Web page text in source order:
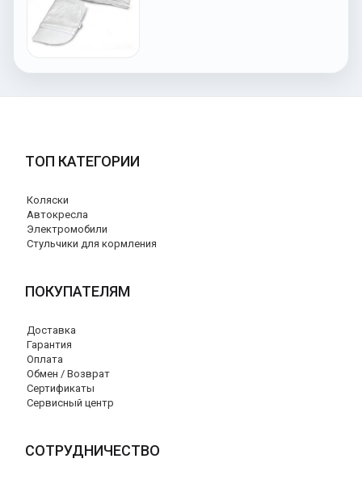
ТОП КАТЕГОРИИ
Коляски
Автокресла
Электромобили
Стульчики для кормления
ПОКУПАТЕЛЯМ
Доставка
Гарантия
Оплата
Обмен / Возврат
Сертификаты
Сервисный центр
СОТРУДНИЧЕСТВО